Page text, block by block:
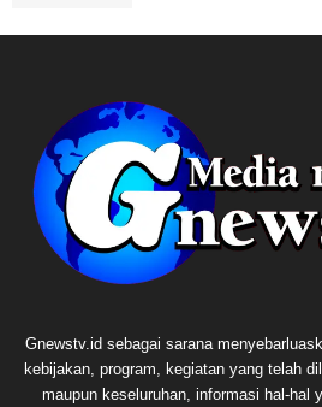
Gnewstv.id sebagai sarana
kebijakan, program, kegiatan yang telah
maupun keseluruhan, informasi hal-hal